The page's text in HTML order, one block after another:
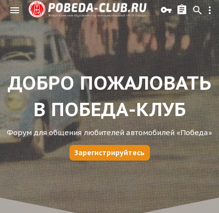
ДОБРО ПОЖАЛОВАТЬ
В ПОБЕДА-КЛУБ
Форум для общения любителей автомобилей «Победа»
Зарегистрируйтесь